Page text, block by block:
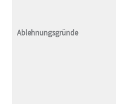
Ablehnungsgründe